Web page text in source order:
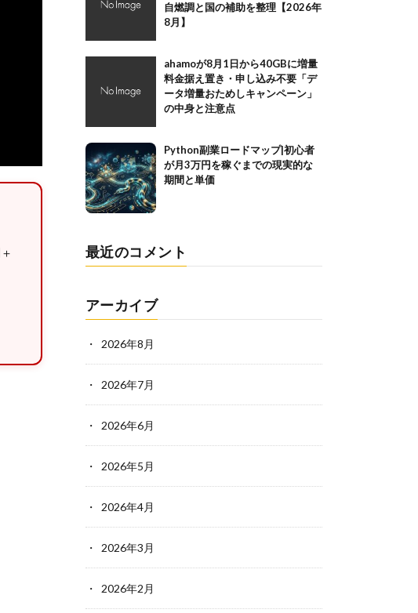
＋
自燃調と国の補助を整理【2026年
8月】
ahamoが8月1日から40GBに増量
料金据え置き・申し込み不要「デ
ータ増量おためしキャンペーン」
の中身と注意点
Python副業ロードマップ|初心者
が月3万円を稼ぐまでの現実的な
期間と単価
最近のコメント
アーカイブ
2026年8月
2026年7月
2026年6月
2026年5月
2026年4月
2026年3月
2026年2月